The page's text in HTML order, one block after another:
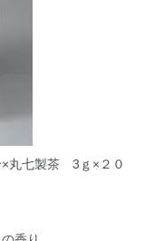
丸七製茶 3ｇ×２０